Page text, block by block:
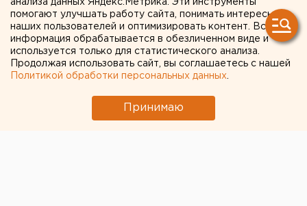
Фонтаны будут действовать с полудня до
половины десятого вечера ежедневно.
В центре Екатеринбурга 9 мая начнут работать
четыре фонтана: на Октябрьской площади, в сквере
Попова, на площади Российской Армии и фонтан
анализа данных Яндекс.Метрика. Эти инструменты
помогают улучшать работу сайта, понимать интересы
наших пользователей и оптимизировать контент. Вся
информация обрабатывается в обезличенном виде и
используется только для статистического анализа.
Продолжая использовать сайт, вы соглашаетесь с нашей
Политикой обработки персональных данных
Принимаю